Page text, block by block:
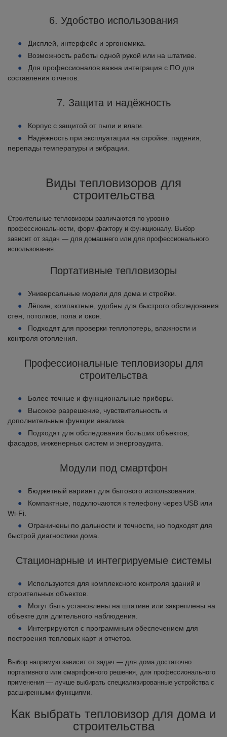
6. Удобство использования
Дисплей, интерфейс и эргономика.
Возможность работы одной рукой или на штативе.
Для профессионалов важна интеграция с ПО для
составления отчетов.
7. Защита и надёжность
Корпус с защитой от пыли и влаги.
Надёжность при эксплуатации на стройке: падения,
перепады температуры и вибрации.
Виды тепловизоров для
строительства
Строительные тепловизоры различаются по уровню
профессиональности, форм-фактору и функционалу. Выбор
зависит от задач — для домашнего или для профессионального
использования.
Портативные тепловизоры
Универсальные модели для дома и стройки.
Лёгкие, компактные, удобны для быстрого обследования
стен, потолков, пола и окон.
Подходят для проверки теплопотерь, влажности и
контроля отопления.
Профессиональные тепловизоры для
строительства
Более точные и функциональные приборы.
Высокое разрешение, чувствительность и
дополнительные функции анализа.
Подходят для обследования больших объектов,
фасадов, инженерных систем и энергоаудита.
Модули под смартфон
Бюджетный вариант для бытового использования.
Компактные, подключаются к телефону через USB или
Wi-Fi.
Ограничены по дальности и точности, но подходят для
быстрой диагностики дома.
Стационарные и интегрируемые системы
Используются для комплексного контроля зданий и
строительных объектов.
Могут быть установлены на штативе или закреплены на
объекте для длительного наблюдения.
Интегрируются с программным обеспечением для
построения тепловых карт и отчетов.
Выбор напрямую зависит от задач — для дома достаточно
портативного или смартфонного решения, для профессионального
применения — лучше выбирать специализированные устройства с
расширенными функциями.
Как выбрать тепловизор для дома и
строительства